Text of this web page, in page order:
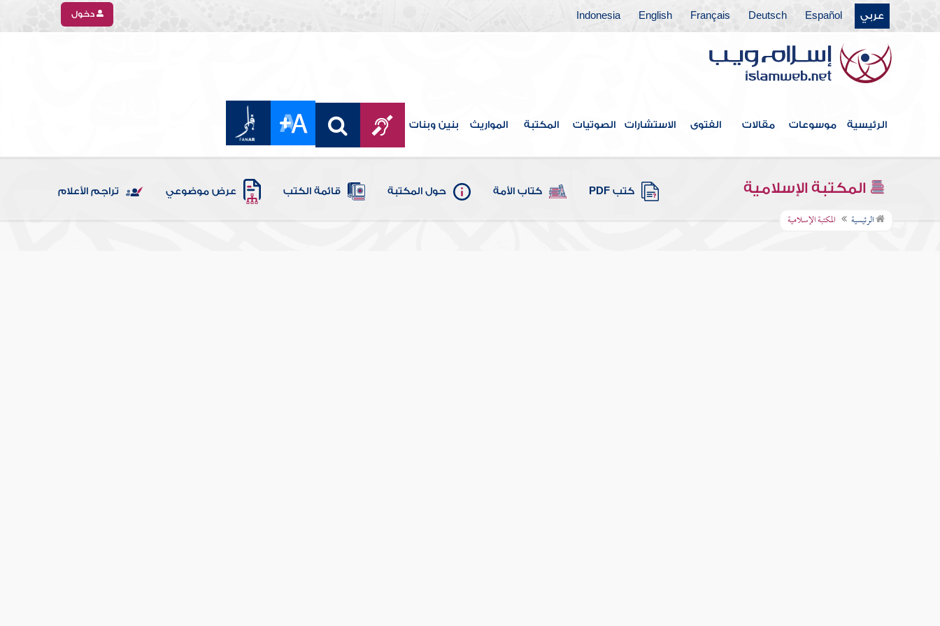
عربي Español
Deutsch
Français
English
Indonesia دخول
الرئيسية موسوعات مقالات الفتوى الاستشارات الصوتيات المكتبة المواريث بنين وبنات
المكتبة الإسلامية كتب PDF كتاب الأمة حول المكتبة قائمة الكتب عرض موضوعي تراجم الأعلام
الرئيسية المكتبة الإسلامية